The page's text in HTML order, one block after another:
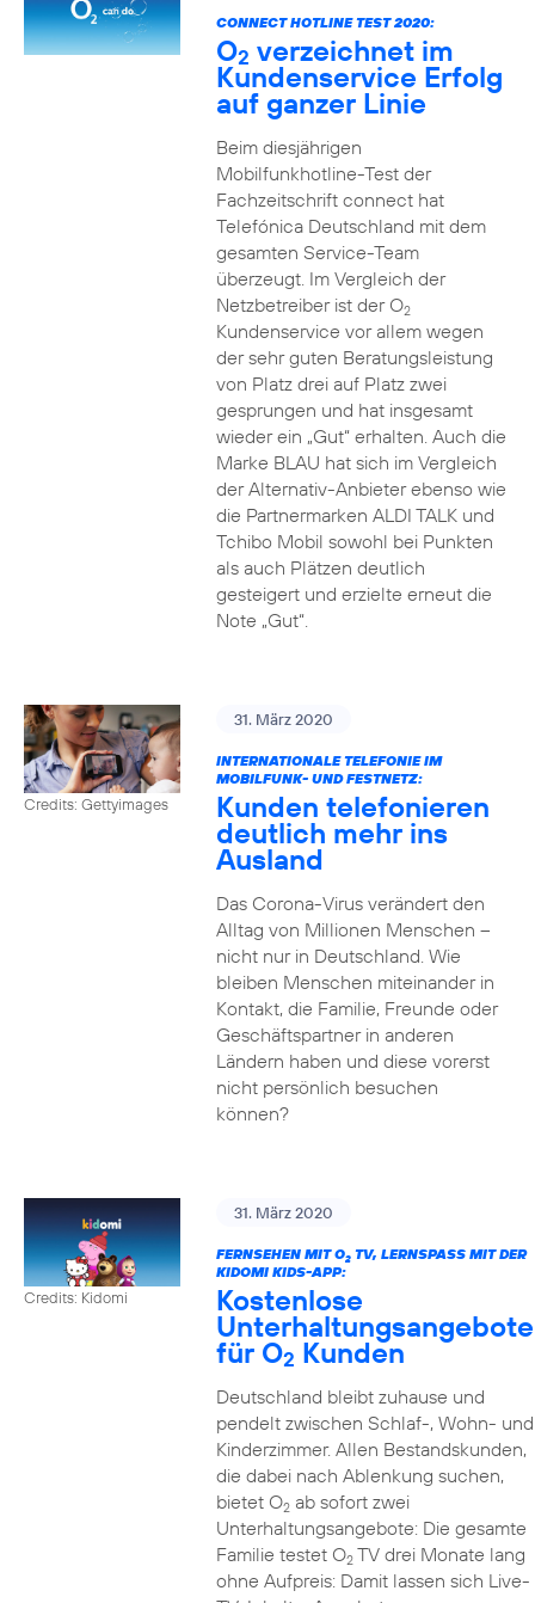
CONNECT HOTLINE TEST 2020:
O2 verzeichnet im
Kundenservice Erfolg
auf ganzer Linie
Beim diesjährigen
Mobilfunkhotline-Test der
Fachzeitschrift connect hat
Telefónica Deutschland mit dem
gesamten Service-Team
überzeugt. Im Vergleich der
Netzbetreiber ist der O2
Kundenservice vor allem wegen
der sehr guten Beratungsleistung
von Platz drei auf Platz zwei
gesprungen und hat insgesamt
wieder ein „Gut“ erhalten. Auch die
Marke BLAU hat sich im Vergleich
der Alternativ-Anbieter ebenso wie
die Partnermarken ALDI TALK und
Tchibo Mobil sowohl bei Punkten
als auch Plätzen deutlich
gesteigert und erzielte erneut die
Note „Gut“.
Credits: Gettyimages
31. März 2020
INTERNATIONALE TELEFONIE IM
MOBILFUNK- UND FESTNETZ:
Kunden telefonieren
deutlich mehr ins
Ausland
Das Corona-Virus verändert den
Alltag von Millionen Menschen –
nicht nur in Deutschland. Wie
bleiben Menschen miteinander in
Kontakt, die Familie, Freunde oder
Geschäftspartner in anderen
Ländern haben und diese vorerst
nicht persönlich besuchen
können?
Credits: Kidomi
31. März 2020
FERNSEHEN MIT O2TV, LERNSPASS MIT DER K
IDOMI KIDS-APP:
Kostenlose
Unterhaltungsangebote
für O2 Kunden
Deutschland bleibt zuhause und
pendelt zwischen Schlaf-, Wohn- und
Kinderzimmer. Allen Bestandskunden,
die dabei nach Ablenkung suchen,
bietet O2ab sofort zwei
Unterhaltungsangebote: Die gesamte
Familie testet O2TV drei Monate lang
ohne Aufpreis: Damit lassen sich Live-